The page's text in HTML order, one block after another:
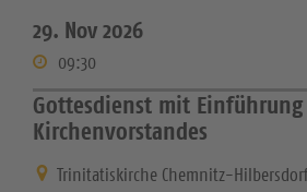
29. Nov 2026
09:30
Gottesdienst mit Einführung
Kirchenvorstandes
Trinitatiskirche Chemnitz-Hilbersdorf